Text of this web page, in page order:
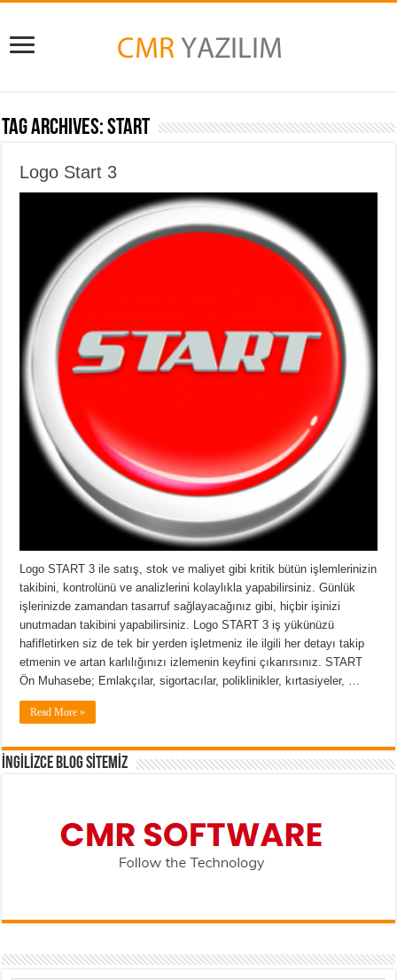
Tag Archives:Start
Logo Start 3
Logo START 3 ile satış, stok ve maliyet gibi kritik bütün işlemlerinizin
takibini, kontrolünü ve analizlerini kolaylıkla yapabilirsiniz. Günlük
işlerinizde zamandan tasarruf sağlayacağınız gibi, hiçbir işinizi
unutmadan takibini yapabilirsiniz. Logo START 3 iş yükünüzü
hafifletirken siz de tek bir yerden işletmeniz ile ilgili her detayı takip
etmenin ve artan karlılığınızı izlemenin keyfini çıkarırsınız. START
Ön Muhasebe; Emlakçılar, sigortacılar, poliklinikler, kırtasiyeler, …
Read More »
İNGİLİZCE BLOG SİTEMİZ